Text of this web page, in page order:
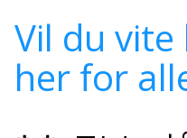
Vil du
her for